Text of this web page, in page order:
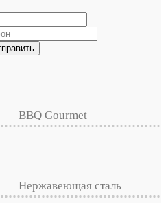
BBQ Gourmet
Нержавеющая сталь